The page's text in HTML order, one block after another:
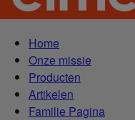
Home
Onze missie
Producten
Artikelen
Familie Pagina